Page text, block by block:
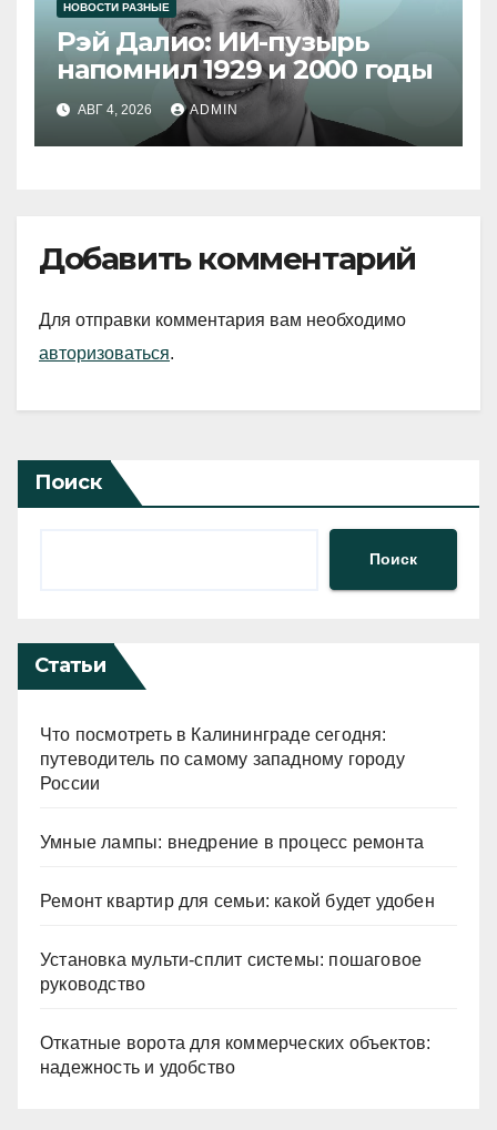
НОВОСТИ РАЗНЫЕ
Рэй Далио: ИИ-пузырь
напомнил 1929 и 2000 годы
АВГ 4, 2026 ADMIN
Добавить комментарий
Для отправки комментария вам необходимо
авторизоваться.
Поиск
Поиск
Статьи
Что посмотреть в Калининграде сегодня:
путеводитель по самому западному городу
России
Умные лампы: внедрение в процесс ремонта
Ремонт квартир для семьи: какой будет удобен
Установка мульти-сплит системы: пошаговое
руководство
Откатные ворота для коммерческих объектов:
надежность и удобство